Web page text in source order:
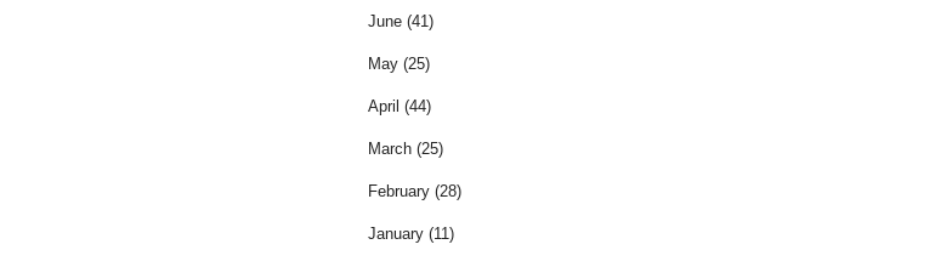
June (41)
May (25)
April (44)
March (25)
February (28)
January (11)